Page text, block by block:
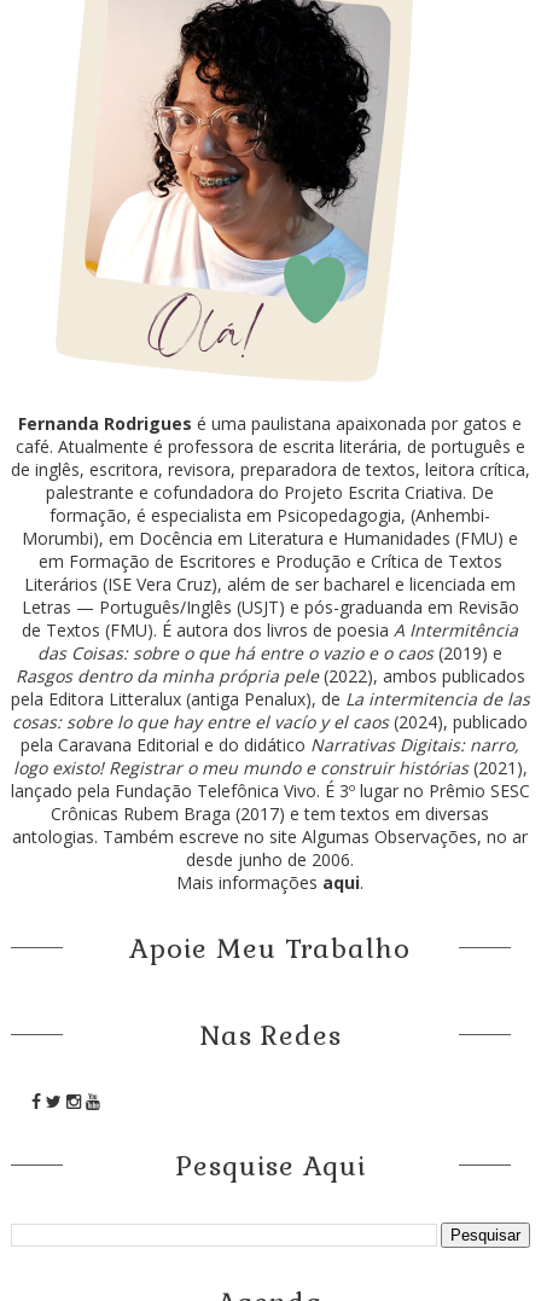
Fernanda Rodrigues é uma paulistana apaixonada por gatos e
café. Atualmente é professora de escrita literária, de português e
de inglês, escritora, revisora, preparadora de textos, leitora crítica,
palestrante e cofundadora do Projeto Escrita Criativa. De
formação, é especialista em Psicopedagogia, (Anhembi-
Morumbi), em Docência em Literatura e Humanidades (FMU) e
em Formação de Escritores e Produção e Crítica de Textos
Literários (ISE Vera Cruz), além de ser bacharel e licenciada em
Letras — Português/Inglês (USJT) e pós-graduanda em Revisão
de Textos (FMU). É autora dos livros de poesia A Intermitência
das Coisas: sobre o que há entre o vazio e o caos(2019) e
Rasgos dentro da minha própria pele(2022), ambos publicados
pela Editora Litteralux (antiga Penalux), de La intermitencia de las
cosas: sobre lo que hay entre el vacío y el caos(2024), publicado
pela Caravana Editorial e do didático Narrativas Digitais: narro,
logo existo! Registrar o meu mundo e construir histórias(2021),
lançado pela Fundação Telefônica Vivo. É 3º lugar no Prêmio SESC
Crônicas Rubem Braga (2017) e tem textos em diversas
antologias. Também escreve no site Algumas Observações, no ar
desde junho de 2006.
Mais informações aqui.
Apoie Meu Trabalho
Nas Redes
Pesquise Aqui